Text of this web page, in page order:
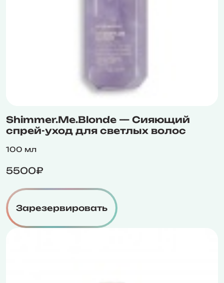
Shimmer.Me.Blonde — Сияющий
спрей-уход для светлых волос
100 мл
5500₽
Зарезервировать